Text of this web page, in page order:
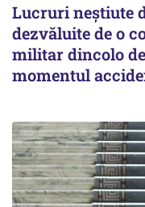
Lucruri neștiute
dezvăluite de o
militar dincolo
momentul